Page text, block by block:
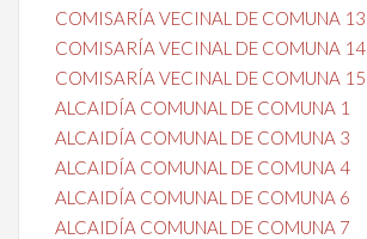
COMISARÍA VECINAL DE COMUNA 13
COMISARÍA VECINAL DE COMUNA 14
COMISARÍA VECINAL DE COMUNA 15
ALCAIDÍA COMUNAL DE COMUNA 1
ALCAIDÍA COMUNAL DE COMUNA 3
ALCAIDÍA COMUNAL DE COMUNA 4
ALCAIDÍA COMUNAL DE COMUNA 6
ALCAIDÍA COMUNAL DE COMUNA 7